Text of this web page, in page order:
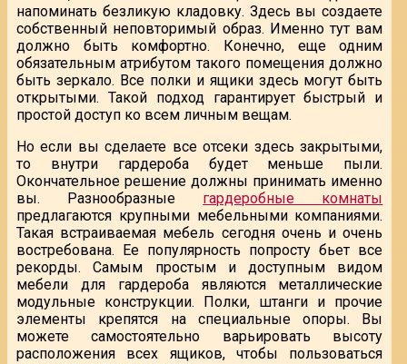
напоминать безликую кладовку. Здесь вы создаете
собственный неповторимый образ. Именно тут вам
должно быть комфортно. Конечно, еще одним
обязательным атрибутом такого помещения должно
быть зеркало. Все полки и ящики здесь могут быть
открытыми. Такой подход гарантирует быстрый и
простой доступ ко всем личным вещам.
Но если вы сделаете все отсеки здесь закрытыми,
то внутри гардероба будет меньше пыли.
Окончательное решение должны принимать именно
вы. Разнообразные гардеробные комнаты
предлагаются крупными мебельными компаниями.
Такая встраиваемая мебель сегодня очень и очень
востребована. Ее популярность попросту бьет все
рекорды. Самым простым и доступным видом
мебели для гардероба являются металлические
модульные конструкции. Полки, штанги и прочие
элементы крепятся на специальные опоры. Вы
можете самостоятельно варьировать высоту
расположения всех ящиков, чтобы пользоваться